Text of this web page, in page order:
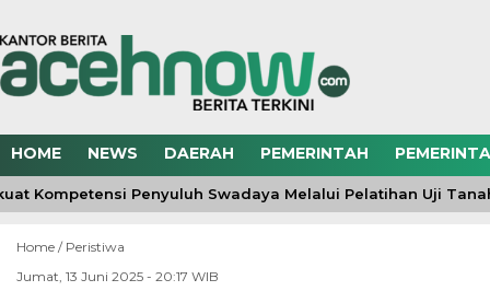
HOME NEWS DAERAH PEMERINTAH
Kompetensi Penyuluh Swadaya Melalui Pelatihan Uji
Home / Peristiwa
Jumat, 13 Juni 2025 - 20:17 WIB